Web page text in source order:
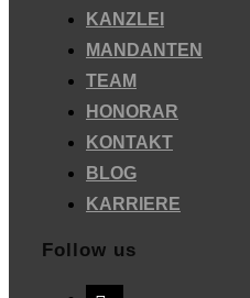
springen
KANZLEI
MANDANTEN
TEAM
HONORAR
KONTAKT
BLOG
KARRIERE
Follow us